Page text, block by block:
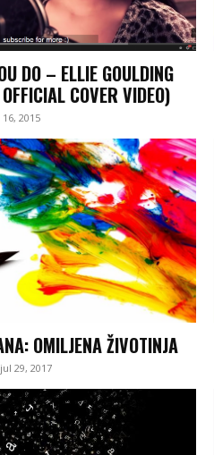
DO – ELLIE GOULDING
COVER VIDEO)
2015
OMILJENA ŽIVOTINJA
jul 29, 2017